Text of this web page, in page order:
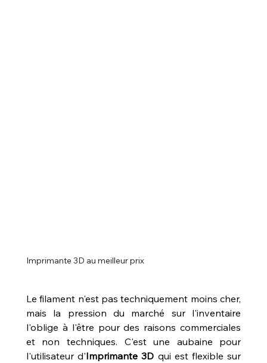
Imprimante 3D au meilleur prix
Le filament n'est pas techniquement moins cher,
mais la pression du marché sur l'inventaire
l'oblige à l'être pour des raisons commerciales
et non techniques. C'est une aubaine pour
l'utilisateur d'Imprimante 3D qui est flexible sur